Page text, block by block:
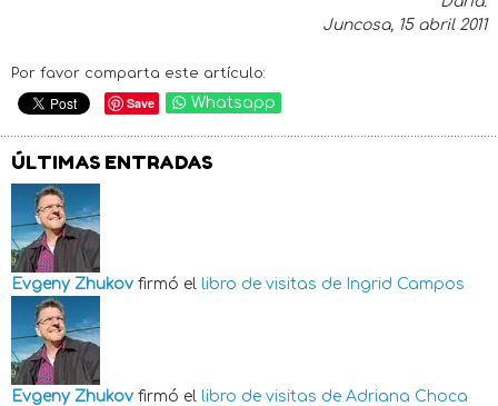
Juncosa, 15 abril 2011
Por favor comparta este artículo:
Save Whatsapp
ÚLTIMAS ENTRADAS
Evgeny Zhukov firmó el libro de visitas de Ingrid Campos
Evgeny Zhukov firmó el libro de visitas de Adriana Choca